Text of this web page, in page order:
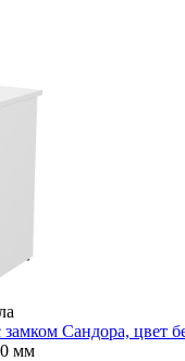
замком Сандора, цвет
мм